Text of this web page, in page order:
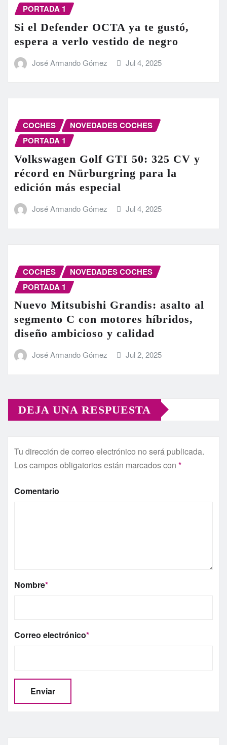
PORTADA 1
Si el Defender OCTA ya te gustó,
espera a verlo vestido de negro
José Armando Gómez Jul 4, 2025
COCHES
NOVEDADES COCHES
PORTADA 1
Volkswagen Golf GTI 50: 325 CV y
récord en Nürburgring para la
edición más especial
José Armando Gómez Jul 4, 2025
COCHES
NOVEDADES COCHES
PORTADA 1
Nuevo Mitsubishi Grandis: asalto al
segmento C con motores híbridos,
diseño ambicioso y calidad
José Armando Gómez Jul 2, 2025
DEJA UNA RESPUESTA
Tu dirección de correo electrónico no será publicada.
Los campos obligatorios están marcados con *
Comentario
Nombre*
Correo electrónico*